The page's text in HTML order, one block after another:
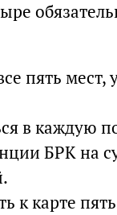
пять мест,
в каждую
БРК на
к карте